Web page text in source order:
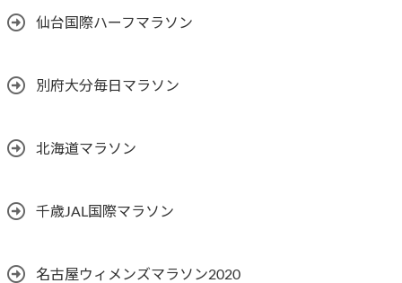
仙台国際ハーフマラソン
別府大分毎日マラソン
北海道マラソン
千歳JAL国際マラソン
名古屋ウィメンズマラソン2020